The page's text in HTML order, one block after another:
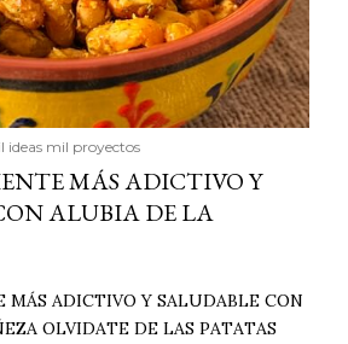
ideas mil proyectos
MÁS ADICTIVO Y
ALUBIA DE LA
MÁS ADICTIVO Y SALUDABLE CON
OLVIDATE DE LAS PATATAS